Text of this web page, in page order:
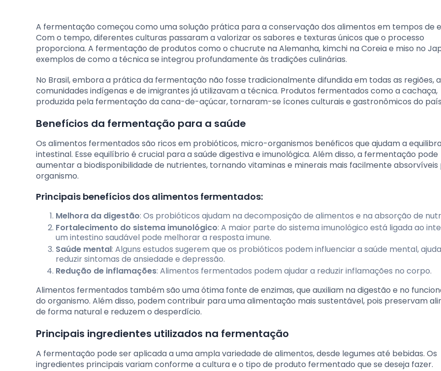
A fermentação começou como uma solução prática para a conservação dos alimentos em tempos de
Com o tempo, diferentes culturas passaram a valorizar os sabores e texturas únicos que o processo
proporciona. A fermentação de produtos como o chucrute na Alemanha, kimchi na Coreia e miso no
exemplos de como a técnica se integrou profundamente às tradições culinárias.
No Brasil, embora a prática da fermentação não fosse tradicionalmente difundida em todas as regiões,
comunidades indígenas e de imigrantes já utilizavam a técnica. Produtos fermentados como a cachaça,
produzida pela fermentação da cana-de-açúcar, tornaram-se ícones culturais e gastronômicos do
Benefícios da fermentação para a saúde
Os alimentos fermentados são ricos em probióticos, micro-organismos benéficos que ajudam a
intestinal. Esse equilíbrio é crucial para a saúde digestiva e imunológica. Além disso, a fermentação pode
aumentar a biodisponibilidade de nutrientes, tornando vitaminas e minerais mais facilmente absorvíveis
organismo.
Principais benefícios dos alimentos fermentados:
Melhora da digestão: Os probióticos ajudam na decomposição de alimentos e na absorção de
Fortalecimento do sistema imunológico: A maior parte do sistema imunológico está ligada ao
um intestino saudável pode melhorar a resposta imune.
Saúde mental: Alguns estudos sugerem que os probióticos podem influenciar a saúde mental,
reduzir sintomas de ansiedade e depressão.
Redução de inflamações: Alimentos fermentados podem ajudar a reduzir inflamações no corpo.
Alimentos fermentados também são uma ótima fonte de enzimas, que auxiliam na digestão e no
do organismo. Além disso, podem contribuir para uma alimentação mais sustentável, pois preservam
de forma natural e reduzem o desperdício.
Principais ingredientes utilizados na fermentação
A fermentação pode ser aplicada a uma ampla variedade de alimentos, desde legumes até bebidas. Os
ingredientes principais variam conforme a cultura e o tipo de produto fermentado que se deseja fazer.